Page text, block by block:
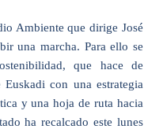
Ambiente que dirige José
una marcha. Para ello se
que hace de
con una estrategia
y una hoja de ruta hacia
ha recalcado este lunes